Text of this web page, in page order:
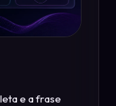
e a frase